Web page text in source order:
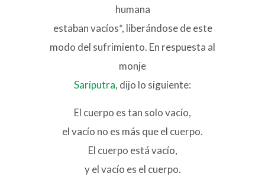
humana
estaban vacíos*, liberándose de este
modo del sufrimiento. En respuesta al
monje
Sariputra, dijo lo siguiente:
El cuerpo es tan solo vacío,
el vacío no es más que el cuerpo.
El cuerpo está vacío,
y el vacío es el cuerpo.